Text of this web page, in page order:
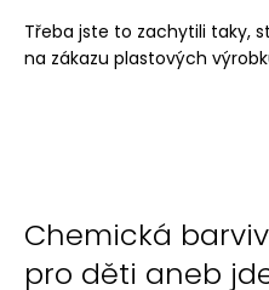
Třeba jste to zachytili taky,
na zákazu plastových
Chemická
pro děti aneb